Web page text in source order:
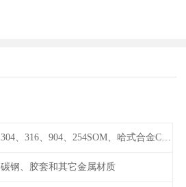
304、316、904、254SOM、哈式合金C-276、TA1等
碳钢、胶套和其它金属材质